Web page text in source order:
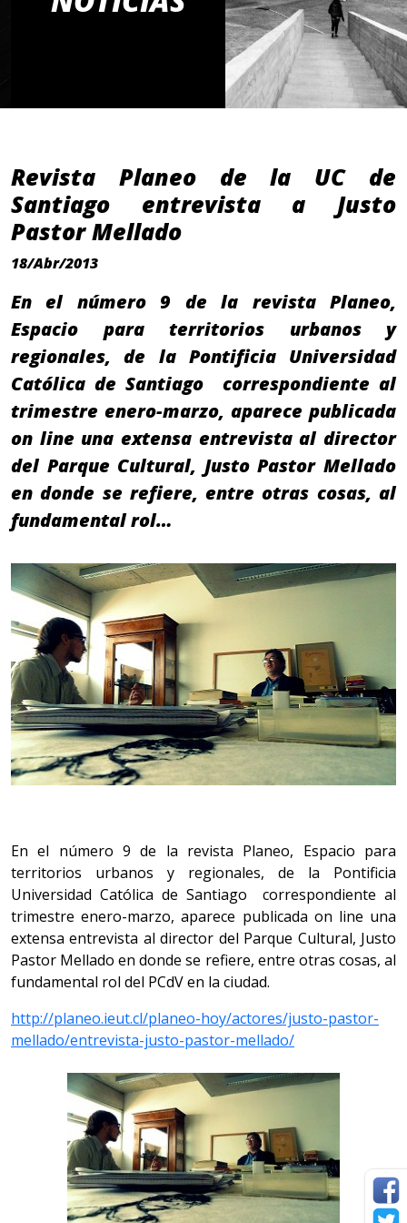
Revista Planeo de la UC de
Santiago entrevista a Justo
Pastor Mellado
18/Abr/2013
En el número 9 de la revista Planeo,
Espacio para territorios urbanos y
regionales, de la Pontificia Universidad
Católica de Santiago correspondiente al
trimestre enero-marzo, aparece publicada
on line una extensa entrevista al director
del Parque Cultural, Justo Pastor Mellado
en donde se refiere, entre otras cosas, al
fundamental rol…
En el número 9 de la revista Planeo, Espacio para
territorios urbanos y regionales, de la Pontificia
Universidad Católica de Santiago correspondiente al
trimestre enero-marzo, aparece publicada on line una
extensa entrevista al director del Parque Cultural, Justo
Pastor Mellado en donde se refiere, entre otras cosas, al
fundamental rol del PCdV en la ciudad.
http://planeo.ieut.cl/planeo-hoy/actores/justo-pastor-
mellado/entrevista-justo-pastor-mellado/